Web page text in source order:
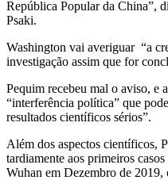
República Popular da China”,
Psaki.
Washington vai averiguar “a
investigação assim que for
Pequim recebeu mal o aviso, e
“interferência política” que
resultados científicos sérios”.
Além dos aspectos científicos,
tardiamente aos primeiros
Wuhan em Dezembro de 2019,